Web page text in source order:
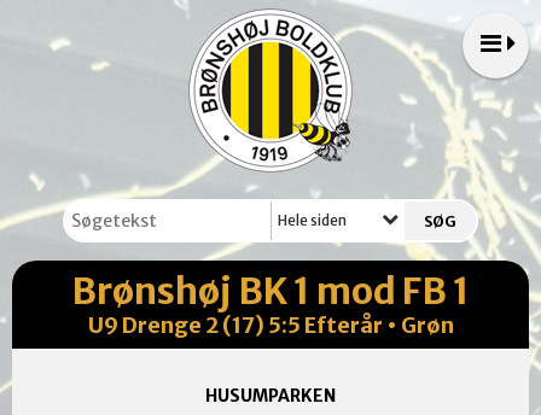
Hele siden
Brønshøj BK 1 mod FB 1
U9 Drenge 2 (17) 5:5 Efterår • Grøn
HUSUMPARKEN